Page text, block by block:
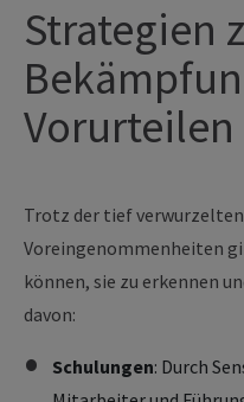
Strategien
Vorurteilen
Trotz der tief
Voreingenommenheiten
können, sie zu erkennen
davon:
Schulungen: Durch